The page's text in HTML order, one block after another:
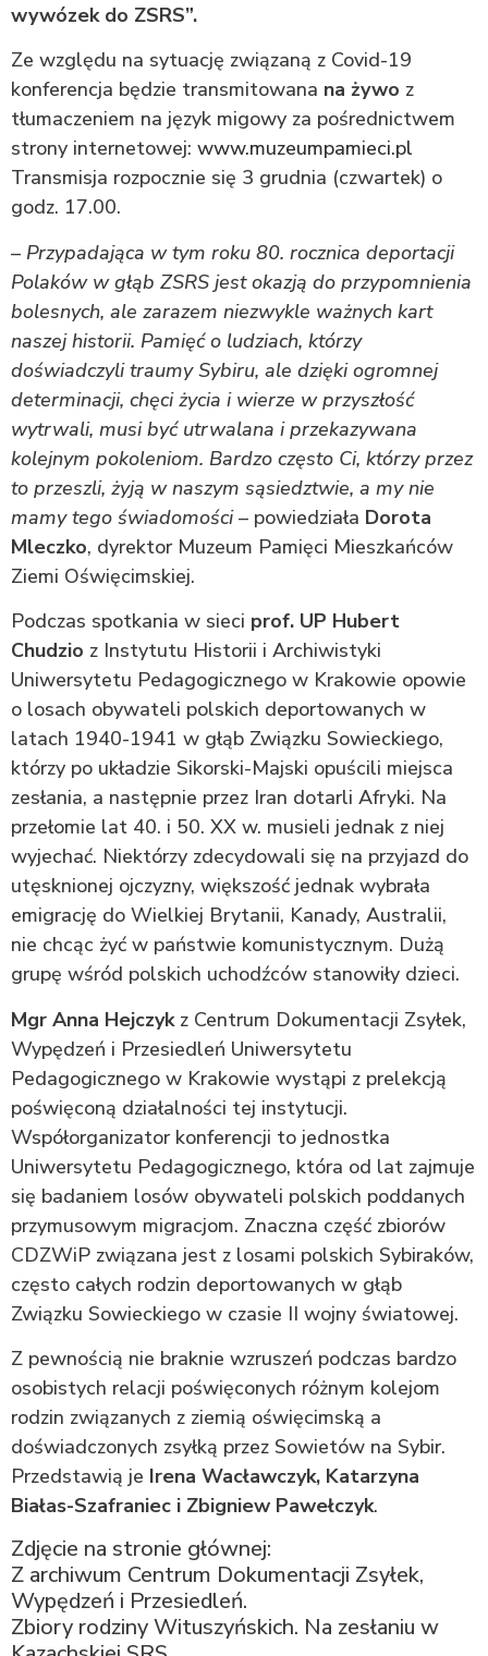
wywózek do ZSRS”.
Ze względu na sytuację związaną z Covid-19
konferencja będzie transmitowana na żywo z
tłumaczeniem na język migowy za pośrednictwem
strony internetowej: www.muzeumpamieci.pl
Transmisja rozpocznie się 3 grudnia (czwartek) o
godz. 17.00.
– Przypadająca w tym roku 80. rocznica deportacji
Polaków w głąb ZSRS jest okazją do przypomnienia
bolesnych, ale zarazem niezwykle ważnych kart
naszej historii. Pamięć o ludziach, którzy
doświadczyli traumy Sybiru, ale dzięki ogromnej
determinacji, chęci życia i wierze w przyszłość
wytrwali, musi być utrwalana i przekazywana
kolejnym pokoleniom. Bardzo często Ci, którzy przez
to przeszli, żyją w naszym sąsiedztwie, a my nie
mamy tego świadomości– powiedziała Dorota
Mleczko, dyrektor Muzeum Pamięci Mieszkańców
Ziemi Oświęcimskiej.
Podczas spotkania w sieci prof. UP Hubert
Chudzio z Instytutu Historii i Archiwistyki
Uniwersytetu Pedagogicznego w Krakowie opowie
o losach obywateli polskich deportowanych w
latach 1940-1941 w głąb Związku Sowieckiego,
którzy po układzie Sikorski-Majski opuścili miejsca
zesłania, a następnie przez Iran dotarli Afryki. Na
przełomie lat 40. i 50. XX w. musieli jednak z niej
wyjechać. Niektórzy zdecydowali się na przyjazd do
utęsknionej ojczyzny, większość jednak wybrała
emigrację do Wielkiej Brytanii, Kanady, Australii,
nie chcąc żyć w państwie komunistycznym. Dużą
grupę wśród polskich uchodźców stanowiły dzieci.
Mgr Anna Hejczykz Centrum Dokumentacji Zsyłek,
Wypędzeń i Przesiedleń Uniwersytetu
Pedagogicznego w Krakowie wystąpi z prelekcją
poświęconą działalności tej instytucji.
Współorganizator konferencji to jednostka
Uniwersytetu Pedagogicznego, która od lat zajmuje
się badaniem losów obywateli polskich poddanych
przymusowym migracjom. Znaczna część zbiorów
CDZWiP związana jest z losami polskich Sybiraków,
często całych rodzin deportowanych w głąb
Związku Sowieckiego w czasie II wojny światowej.
Z pewnością nie braknie wzruszeń podczas bardzo
osobistych relacji poświęconych różnym kolejom
rodzin związanych z ziemią oświęcimską a
doświadczonych zsyłką przez Sowietów na Sybir.
Przedstawią je Irena Wacławczyk, Katarzyna
Białas-Szafraniec i Zbigniew Pawełczyk.
Zdjęcie na stronie głównej:
Z archiwum Centrum Dokumentacji Zsyłek,
Wypędzeń i Przesiedleń.
Zbiory rodziny Wituszyńskich. Na zesłaniu w